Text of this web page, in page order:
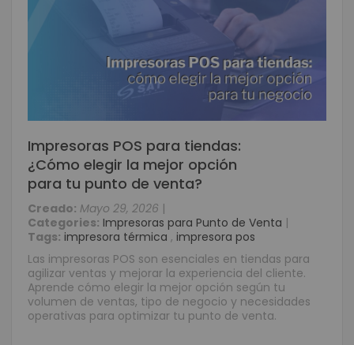
Impresoras POS para tiendas:
¿Cómo elegir la mejor opción
para tu punto de venta?
Creado: Mayo 29, 2026 |
Categories: Impresoras para Punto de Venta |
Tags: impresora térmica , impresora pos
Las impresoras POS son esenciales en tiendas para
agilizar ventas y mejorar la experiencia del cliente.
Aprende cómo elegir la mejor opción según tu
volumen de ventas, tipo de negocio y necesidades
operativas para optimizar tu punto de venta.